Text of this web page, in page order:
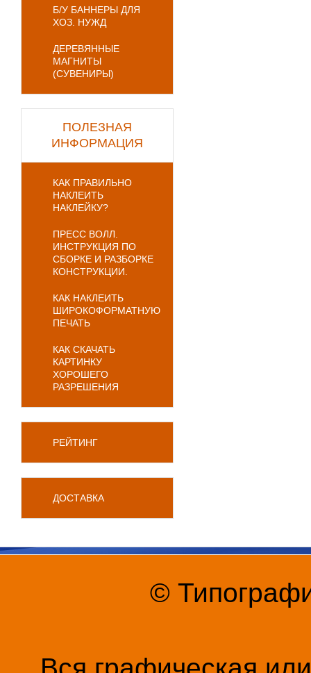
Б/У БАННЕРЫ ДЛЯ
ХОЗ. НУЖД
ДЕРЕВЯННЫЕ
МАГНИТЫ
(СУВЕНИРЫ)
ПОЛЕЗНАЯ
ИНФОРМАЦИЯ
КАК ПРАВИЛЬНО
НАКЛЕИТЬ
НАКЛЕЙКУ?
ПРЕСС ВОЛЛ.
ИНСТРУКЦИЯ ПО
СБОРКЕ И РАЗБОРКЕ
КОНСТРУКЦИИ.
КАК НАКЛЕИТЬ
ШИРОКОФОРМАТНУЮ
ПЕЧАТЬ
КАК СКАЧАТЬ
КАРТИНКУ
ХОРОШЕГО
РАЗРЕШЕНИЯ
РЕЙТИНГ
ДОСТАВКА
©